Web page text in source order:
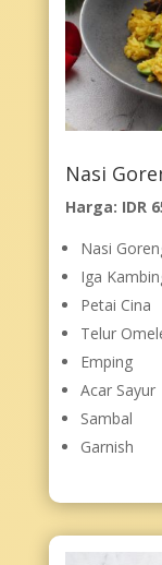
Nasi
Harga: IDR
Nasi
Iga
Petai Cina
Telur
Emping
Acar Sayur
Sambal
Garnish